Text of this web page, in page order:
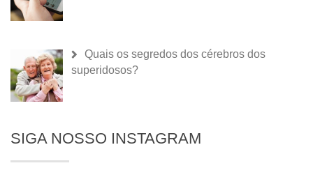
Quais os segredos dos cérebros dos
superidosos?
SIGA NOSSO INSTAGRAM